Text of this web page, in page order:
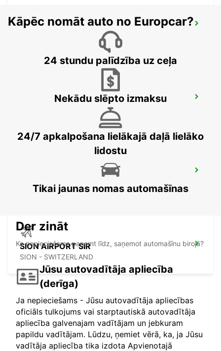
BEX GARAGE DU RHONE
YVERDON SENN AUTOMOBILES
YVERDON LES BAINS - SWITZERLAND
FRIBOURG - SWITZERLAND
SION AIRPORT SIR
SION - SWITZERLAND
Kāpēc nomāt auto no Europcar?
24 stundu palīdzība uz ceļa
Nekādu slēpto izmaksu
24/7 apkalpošana lielākajā daļā lielāko
lidostu
Tikai jaunas nomas automašīnas
Der zināt
Ko nepieciešams paņemt līdz, saņemot automašīnu birojā?
Jūsu autovadītāja apliecība
(derīga)
Ja nepieciešams - Jūsu autovadītāja apliecības
oficiāls tulkojums vai starptautiskā autovadītāja
apliecība galvenajam vadītājam un jebkuram
papildu vadītājam. Lūdzu, ņemiet vērā, ka, ja Jūsu
vadītāja apliecība tika izdota Apvienotajā